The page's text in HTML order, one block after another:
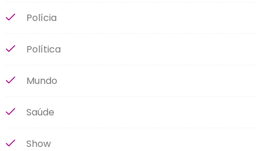
Polícia
Política
Mundo
Saúde
Show